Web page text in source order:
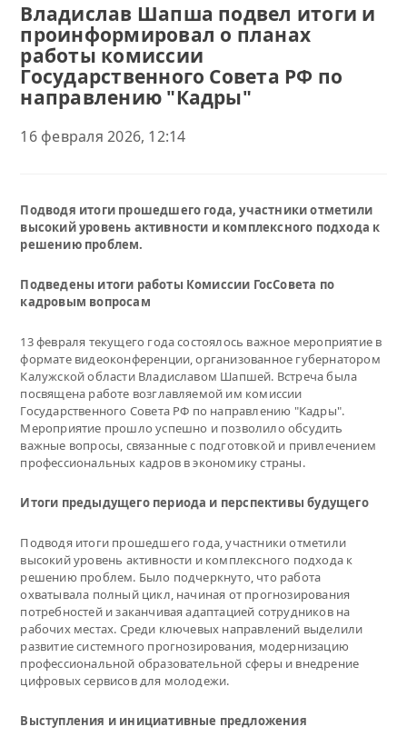
Владислав Шапша подвел итоги и
проинформировал о планах
работы комиссии
Государственного Совета РФ по
направлению "Кадры"
16 февраля 2026, 12:14
Подводя итоги прошедшего года, участники отметили
высокий уровень активности и комплексного подхода к
решению проблем.
Подведены итоги работы Комиссии ГосСовета по
кадровым вопросам
13 февраля текущего года состоялось важное мероприятие в
формате видеоконференции, организованное губернатором
Калужской области Владиславом Шапшей. Встреча была
посвящена работе возглавляемой им комиссии
Государственного Совета РФ по направлению "Кадры".
Мероприятие прошло успешно и позволило обсудить
важные вопросы, связанные с подготовкой и привлечением
профессиональных кадров в экономику страны.
Итоги предыдущего периода и перспективы будущего
Подводя итоги прошедшего года, участники отметили
высокий уровень активности и комплексного подхода к
решению проблем. Было подчеркнуто, что работа
охватывала полный цикл, начиная от прогнозирования
потребностей и заканчивая адаптацией сотрудников на
рабочих местах. Среди ключевых направлений выделили
развитие системного прогнозирования, модернизацию
профессиональной образовательной сферы и внедрение
цифровых сервисов для молодежи.
Выступления и инициативные предложения